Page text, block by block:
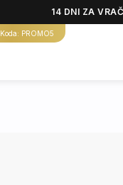
14 DNI ZA
Koda: PROMO5